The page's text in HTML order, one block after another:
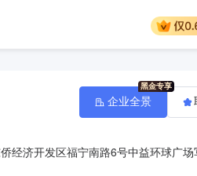
经济开发区福宁南路6号中益环球广
企业全景